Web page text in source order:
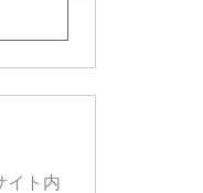
イト内